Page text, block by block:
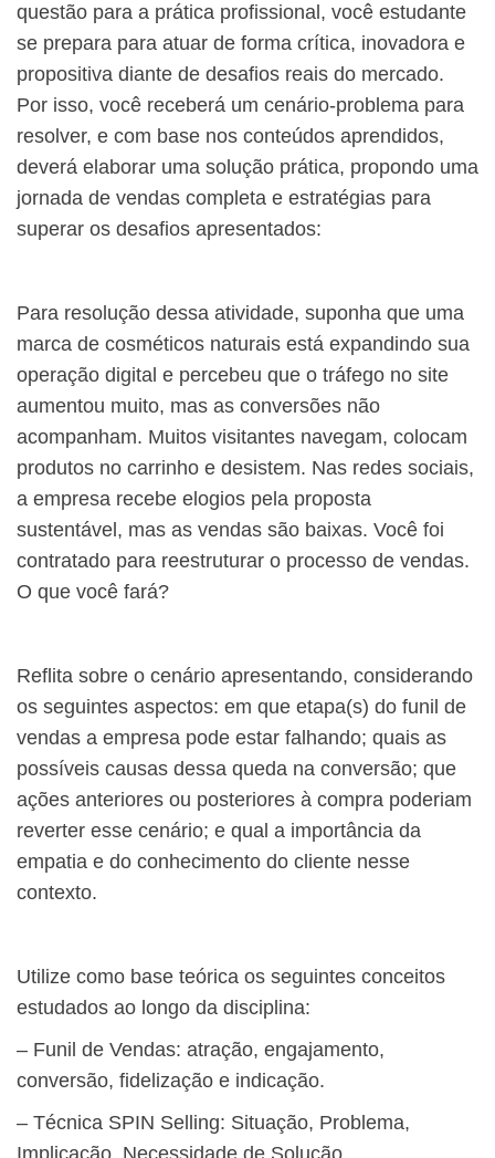
questão para a prática profissional, você estudante
se prepara para atuar de forma crítica, inovadora e
propositiva diante de desafios reais do mercado.
Por isso, você receberá um cenário-problema para
resolver, e com base nos conteúdos aprendidos,
deverá elaborar uma solução prática, propondo uma
jornada de vendas completa e estratégias para
superar os desafios apresentados:
Para resolução dessa atividade, suponha que uma
marca de cosméticos naturais está expandindo sua
operação digital e percebeu que o tráfego no site
aumentou muito, mas as conversões não
acompanham. Muitos visitantes navegam, colocam
produtos no carrinho e desistem. Nas redes sociais,
a empresa recebe elogios pela proposta
sustentável, mas as vendas são baixas. Você foi
contratado para reestruturar o processo de vendas.
O que você fará?
​Reflita sobre o cenário apresentando, considerando
os seguintes aspectos: em que etapa(s) do funil de
vendas a empresa pode estar falhando; quais as
possíveis causas dessa queda na conversão; que
ações anteriores ou posteriores à compra poderiam
reverter esse cenário; e qual a importância da
empatia e do conhecimento do cliente nesse
contexto.
​Utilize como base teórica os seguintes conceitos
estudados ao longo da disciplina:
– Funil de Vendas: atração, engajamento,
conversão, fidelização e indicação.
– Técnica SPIN Selling: Situação, Problema,